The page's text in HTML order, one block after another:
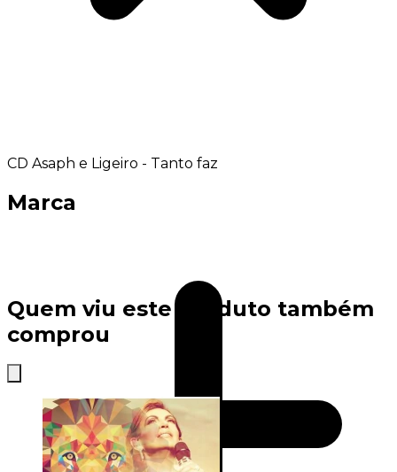
CD Asaph e Ligeiro - Tanto faz
Marca
Quem viu este produto também
comprou